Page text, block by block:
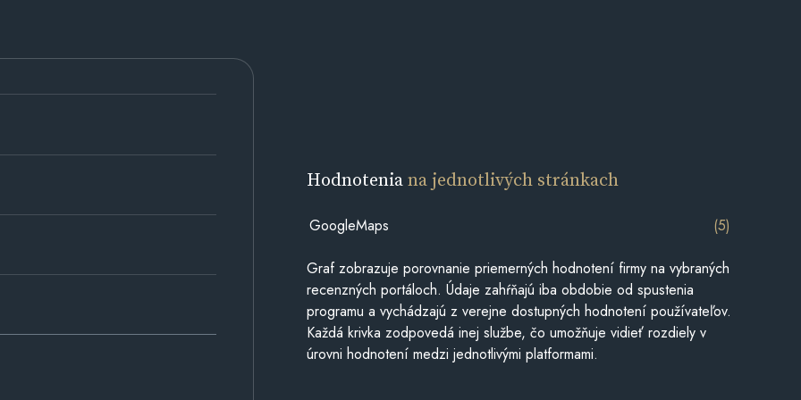
Hodnoteniana jednotlivých stránkach
GoogleMaps (5)
Graf zobrazuje porovnanie priemerných hodnotení firmy na vybraných
recenzných portáloch. Údaje zahŕňajú iba obdobie od spustenia
programu a vychádzajú z verejne dostupných hodnotení používateľov.
Každá krivka zodpovedá inej službe, čo umožňuje vidieť rozdiely v
úrovni hodnotení medzi jednotlivými platformami.